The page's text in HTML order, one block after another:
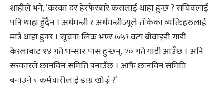
शाहीले भने, ‘करका दर हेरफेरबारे कसलाई थाहा हुन्छ ? सचिवलाई
पनि थाहा हुँदैन । अर्थमन्त्री र अर्थमन्त्रीज्यूले तोकेका व्यक्तिहरुलाई
मात्रै थाहा हुन्छ । सूचना लिक भएर ७५३ वटा बीवाइडी गाडी
केरलाबाट १४ गते भन्सार पास हुन्छन्, २० गते गाडी आउँछ । अनि
सरकारले छानविन समिति बनाउँछ । आफैं छानविन समिति
बनाउने र कर्मचारीलाई डाम्न खोज्ने ?’